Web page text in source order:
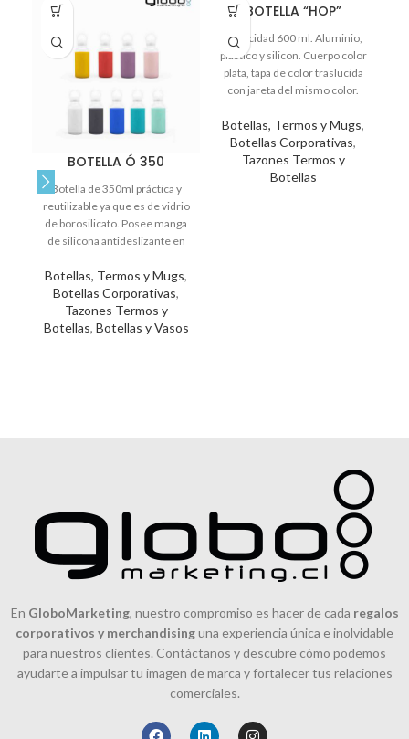
BOTELLA Ó 350
Botellas, Termos y Mugs,
Botellas Corporativas,
Tazones Termos y
Botellas, Botellas y Vasos
Botella de 350ml práctica y
reutilizable ya que es de vidrio
de borosilicato. Posee manga
de silicona antideslizante en
BOTELLA “HOP”
Botellas, Termos y Mugs,
Botellas Corporativas,
Tazones Termos y
Botellas
Capacidad 600 ml. Aluminio,
plástico y silicon. Cuerpo color
plata, tapa de color traslucida
con jareta del mismo color.
En GloboMarketing, nuestro compromiso es hacer de cada regalos
corporativos y merchandisinguna experiencia única e inolvidable
para nuestros clientes. Contáctanos y descubre cómo podemos
ayudarte a impulsar tu imagen de marca y fortalecer tus relaciones
comerciales.